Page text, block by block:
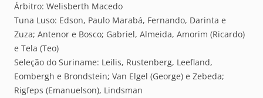
Árbitro: Welisberth Macedo
Tuna Luso: Edson, Paulo Marabá, Fernando, Darinta e
Zuza; Antenor e Bosco; Gabriel, Almeida, Amorim (Ricardo)
e Tela (Teo)
Seleção do Suriname: Leilis, Rustenberg, Leefland,
Eombergh e Brondstein; Van Elgel (George) e Zebeda;
Rigfeps (Emanuelson), Lindsman